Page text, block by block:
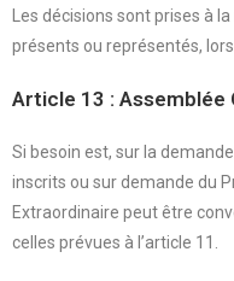
Les décisions sont prises à
présents ou représentés,
Article 13 : Assemblée
Si besoin est, sur la
inscrits ou sur demande du
Extraordinaire peut être
celles prévues à l’article 11.